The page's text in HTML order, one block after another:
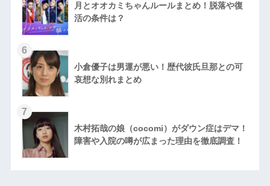
月とオオカミちゃんルールまとめ！脱落や復
活の条件は？
小倉優子は男運が悪い！歴代彼氏旦那との可
哀想な別れまとめ
木村拓哉の娘（cocomi）がダウン症はデマ！
障害や入院の噂が広まった理由を徹底調査！